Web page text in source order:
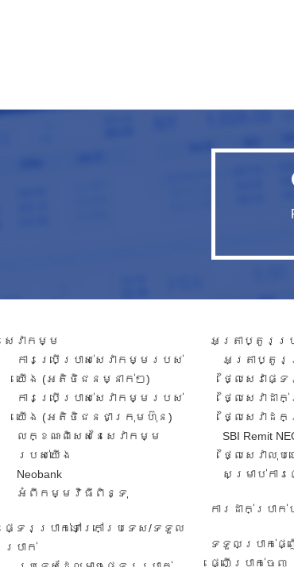
សេវាកម្ម​
ការ​ប្រើប្រាស់​សេវាកម្ម​របស់​
យើង​ (អតិថិជន​​ម្នាក់​ៗ​)
ការប្រើប្រាស់សេវាកម្ម​​របស់
យើង​ (អតិថិជន​ជា​ក្រុមហ៊ុន​)
លក្ខណៈ​ពិសេស​នៃ​សេវា​កម្ម​
របស់​យើង
Neobank
អំពីកម្មវិធីពិន្ទុ
ផ្ទេរប្រាក់ទៅក្រៅប្រទេស/ទទួល​
ប្រាក់​
អត្រាប្តូរប្រា
អត្រា​ប្តូរ​
ថ្លៃសេវាផ្ទ
ថ្លៃសេវាដា
ថ្លៃសេវាដ
SBI Remit
ថ្លៃសេវាលុ
សម្រាប់ការ
ការដាក់ប្រា
ទទួលប្រាក់ផ្ញ
ផ្ញើប្រាក់ចេញ